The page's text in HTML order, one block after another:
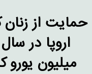
حمایت از زنان
اروپا در
میلیون